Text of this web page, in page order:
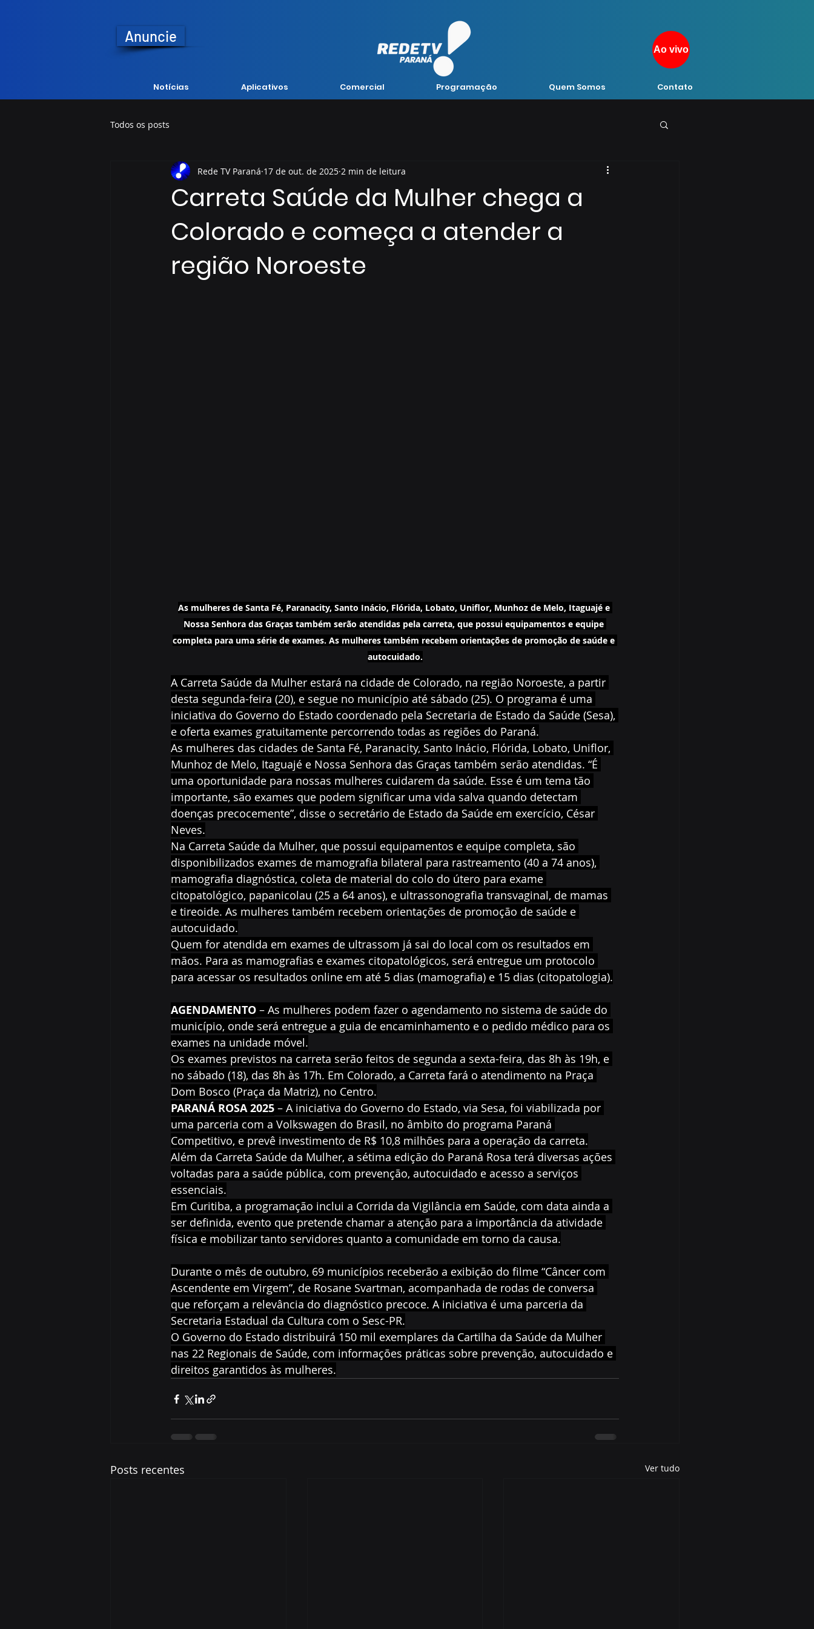
Anuncie
Notícias Aplicativos Comercial Programação Quem Somos Contato
Ao vivo
Todos os posts
Carreta Saúde da Mulher chega a
Colorado e começa a atender a
região Noroeste
Rede TV Paraná 17 de out. de 2025 2 min de leitura
As mulheres de Santa Fé, Paranacity, Santo Inácio, Flórida, Lobato, Uniflor, Munhoz de Melo, Itaguajé e
Nossa Senhora das Graças também serão atendidas pela carreta, que possui equipamentos e equipe
completa para uma série de exames. As mulheres também recebem orientações de promoção de saúde e
autocuidado.
A Carreta Saúde da Mulher estará na cidade de Colorado, na região Noroeste, a partir
desta segunda-feira (20), e segue no município até sábado (25). O programa é uma
iniciativa do Governo do Estado coordenado pela Secretaria de Estado da Saúde (Sesa),
e oferta exames gratuitamente percorrendo todas as regiões do Paraná.
As mulheres das cidades de Santa Fé, Paranacity, Santo Inácio, Flórida, Lobato, Uniflor,
Munhoz de Melo, Itaguajé e Nossa Senhora das Graças também serão atendidas. “É
uma oportunidade para nossas mulheres cuidarem da saúde. Esse é um tema tão
importante, são exames que podem significar uma vida salva quando detectam
doenças precocemente”, disse o secretário de Estado da Saúde em exercício, César
Neves.
Na Carreta Saúde da Mulher, que possui equipamentos e equipe completa, são
disponibilizados exames de mamografia bilateral para rastreamento (40 a 74 anos),
mamografia diagnóstica, coleta de material do colo do útero para exame
citopatológico, papanicolau (25 a 64 anos), e ultrassonografia transvaginal, de mamas
e tireoide. As mulheres também recebem orientações de promoção de saúde e
autocuidado.
Quem for atendida em exames de ultrassom já sai do local com os resultados em
mãos. Para as mamografias e exames citopatológicos, será entregue um protocolo
para acessar os resultados online em até 5 dias (mamografia) e 15 dias (citopatologia).
AGENDAMENTO – As mulheres podem fazer o agendamento no sistema de saúde do
município, onde será entregue a guia de encaminhamento e o pedido médico para os
exames na unidade móvel.
Os exames previstos na carreta serão feitos de segunda a sexta-feira, das 8h às 19h, e
no sábado (18), das 8h às 17h. Em Colorado, a Carreta fará o atendimento na Praça
Dom Bosco (Praça da Matriz), no Centro.
PARANÁ ROSA 2025 – A iniciativa do Governo do Estado, via Sesa, foi viabilizada por
uma parceria com a Volkswagen do Brasil, no âmbito do programa Paraná
Competitivo, e prevê investimento de R$ 10,8 milhões para a operação da carreta.
Além da Carreta Saúde da Mulher, a sétima edição do Paraná Rosa terá diversas ações
voltadas para a saúde pública, com prevenção, autocuidado e acesso a serviços
essenciais.
Em Curitiba, a programação inclui a Corrida da Vigilância em Saúde, com data ainda a
ser definida, evento que pretende chamar a atenção para a importância da atividade
física e mobilizar tanto servidores quanto a comunidade em torno da causa.
Durante o mês de outubro, 69 municípios receberão a exibição do filme “Câncer com
Ascendente em Virgem”, de Rosane Svartman, acompanhada de rodas de conversa
que reforçam a relevância do diagnóstico precoce. A iniciativa é uma parceria da
Secretaria Estadual da Cultura com o Sesc-PR.
O Governo do Estado distribuirá 150 mil exemplares da Cartilha da Saúde da Mulher
nas 22 Regionais de Saúde, com informações práticas sobre prevenção, autocuidado e
direitos garantidos às mulheres.
Posts recentes Ver tudo